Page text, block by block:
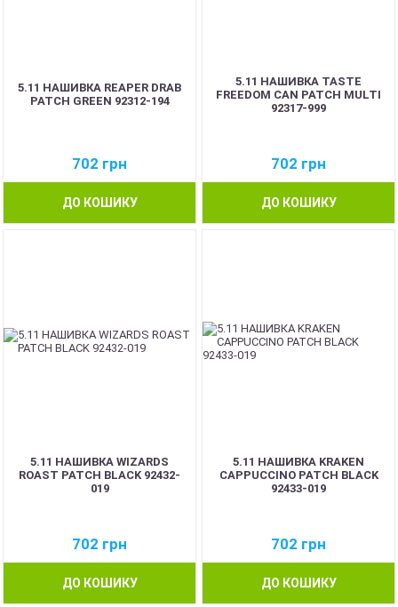
5.11 НАШИВКА REAPER DRAB
PATCH GREEN 92312-194
702 грн
ДО КОШИКУ
5.11 НАШИВКА TASTE
FREEDOM CAN PATCH MULTI
92317-999
702 грн
ДО КОШИКУ
5.11 НАШИВКА WIZARDS
ROAST PATCH BLACK 92432-
019
702 грн
ДО КОШИКУ
5.11 НАШИВКА KRAKEN
CAPPUCCINO PATCH BLACK
92433-019
702 грн
ДО КОШИКУ